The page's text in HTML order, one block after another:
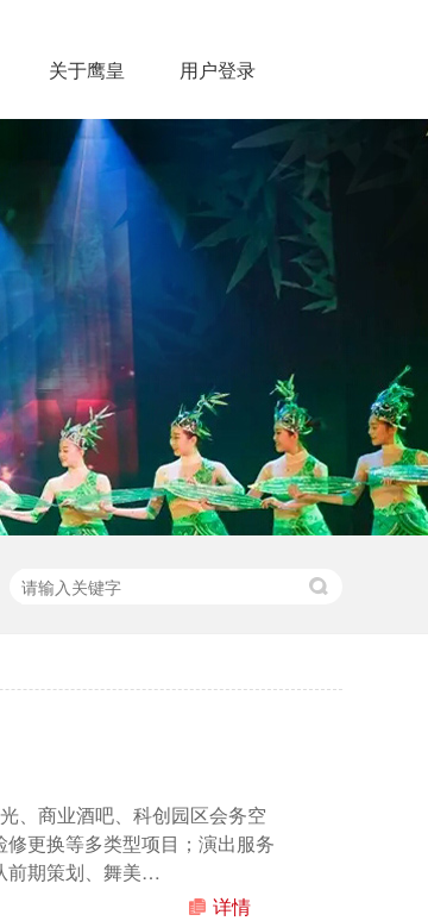
关于鹰皇 用户登录
、商业酒吧、科创园区会务空
更换等多类型项目；演出服务
前期策划、舞美…
详情